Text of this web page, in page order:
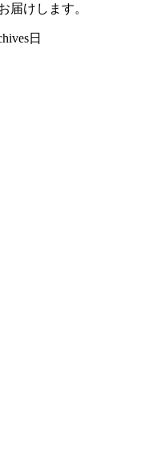
届けします。
日